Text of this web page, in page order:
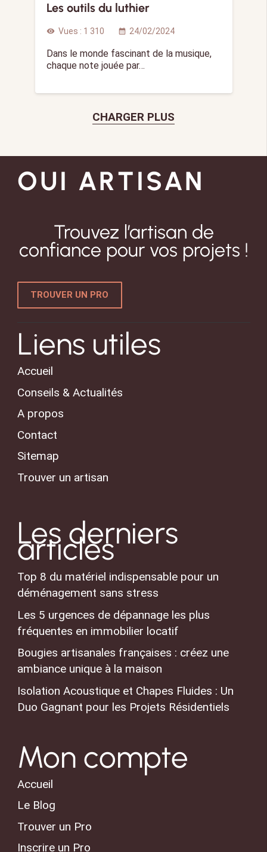
Les outils du luthier
visibility Vues : 1 310 calendar_month 24/02/2024
Dans le monde fascinant de la musique,
chaque note jouée par…
CHARGER PLUS
OUI ARTISAN
Trouvez l’artisan de
confiance pour vos projets !
TROUVER UN PRO
Liens utiles
Accueil
Conseils & Actualités
A propos
Contact
Sitemap
Trouver un artisan
Les derniers
articles
Top 8 du matériel indispensable pour un
déménagement sans stress
Les 5 urgences de dépannage les plus
fréquentes en immobilier locatif
Bougies artisanales françaises : créez une
ambiance unique à la maison
Isolation Acoustique et Chapes Fluides : Un
Duo Gagnant pour les Projets Résidentiels
Mon compte
Accueil
Le Blog
Trouver un Pro
Inscrire un Pro